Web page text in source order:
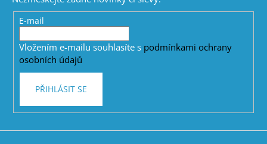
c
r
ý
p
E-mail
Vložením e-mailu souhlasíte s podmínkami ochrany
osobních údajů
PŘIHLÁSIT SE